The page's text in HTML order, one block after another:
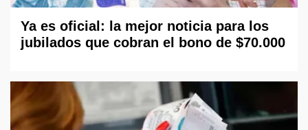
Ya es oficial: la mejor noticia para los
jubilados que cobran el bono de $70.000